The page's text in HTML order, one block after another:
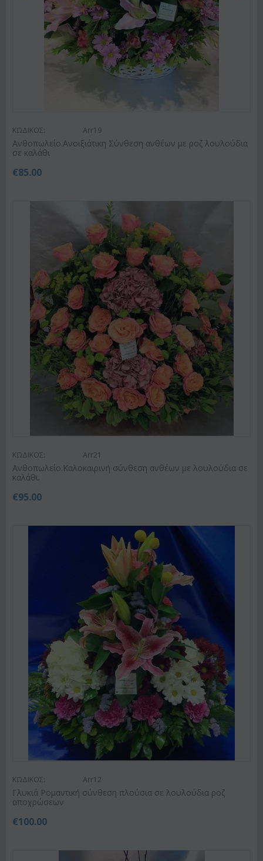
ΚΩΔΙΚΟΣ: Arr19
Ανθοπωλείο.Ανοιξιάτικη Σύνθεση ανθέων με ροζ λουλούδια
σε καλάθι
€85.00
ΚΩΔΙΚΟΣ: Arr21
Ανθοπωλείο.Καλοκαιρινή σύνθεση ανθέων με λουλούδια σε
καλάθι.
€95.00
ΚΩΔΙΚΟΣ: Arr12
Γλυκιά Ρομαντική σύνθεση πλούσια σε λουλούδια ροζ
αποχρώσεων
€100.00